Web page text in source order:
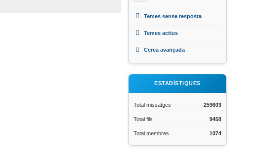
Temes sense resposta
Temes actius
Cerca avançada
ESTADÍSTIQUES
Total missatges 259603
Total fils 9458
Total membres 1074